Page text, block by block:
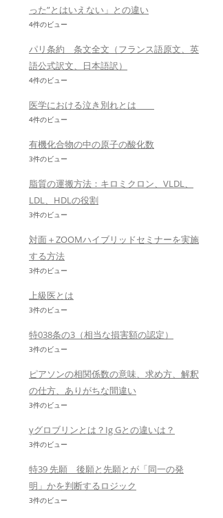
った”とはいえない」との違い
4件のビュー
パリ条約 条文全文（フランス語原文、英
語公式訳文、日本語訳）
4件のビュー
医学における泣き別れとは
4件のビュー
有機化合物の中の原子の酸化数
3件のビュー
脂質の運搬方法：キロミクロン、VLDL、
LDL、HDLの役割
3件のビュー
対面＋ZOOMハイブリッドセミナーを実施
する方法
3件のビュー
上級医とは
3件のビュー
特038条の3（相当な損害額の認定）
3件のビュー
ピアソンの相関係数の意味、求め方、解釈
の仕方、ありがちな間違い
3件のビュー
γグロブリンとは？Ig Gとの違いは？
3件のビュー
特39 先願 後願と先願とが「同一の発
明」かを判断するロジック
3件のビュー